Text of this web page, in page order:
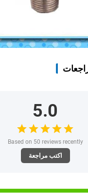
5.0
Based on 50 reviews recently
اكتب مراجعة